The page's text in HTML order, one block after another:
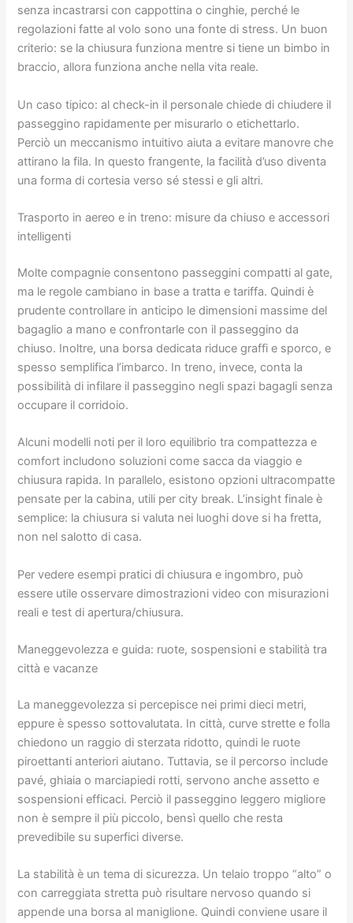
senza incastrarsi con cappottina o cinghie, perché le
regolazioni fatte al volo sono una fonte di stress. Un buon
criterio: se la chiusura funziona mentre si tiene un bimbo in
braccio, allora funziona anche nella vita reale.
Un caso tipico: al check-in il personale chiede di chiudere il
passeggino rapidamente per misurarlo o etichettarlo.
Perciò un meccanismo intuitivo aiuta a evitare manovre che
attirano la fila. In questo frangente, la facilità d’uso diventa
una forma di cortesia verso sé stessi e gli altri.
Trasporto in aereo e in treno: misure da chiuso e accessori
intelligenti
Molte compagnie consentono passeggini compatti al gate,
ma le regole cambiano in base a tratta e tariffa. Quindi è
prudente controllare in anticipo le dimensioni massime del
bagaglio a mano e confrontarle con il passeggino da
chiuso. Inoltre, una borsa dedicata riduce graffi e sporco, e
spesso semplifica l’imbarco. In treno, invece, conta la
possibilità di infilare il passeggino negli spazi bagagli senza
occupare il corridoio.
Alcuni modelli noti per il loro equilibrio tra compattezza e
comfort includono soluzioni come sacca da viaggio e
chiusura rapida. In parallelo, esistono opzioni ultracompatte
pensate per la cabina, utili per city break. L’insight finale è
semplice: la chiusura si valuta nei luoghi dove si ha fretta,
non nel salotto di casa.
Per vedere esempi pratici di chiusura e ingombro, può
essere utile osservare dimostrazioni video con misurazioni
reali e test di apertura/chiusura.
Maneggevolezza e guida: ruote, sospensioni e stabilità tra
città e vacanze
La maneggevolezza si percepisce nei primi dieci metri,
eppure è spesso sottovalutata. In città, curve strette e folla
chiedono un raggio di sterzata ridotto, quindi le ruote
piroettanti anteriori aiutano. Tuttavia, se il percorso include
pavé, ghiaia o marciapiedi rotti, servono anche assetto e
sospensioni efficaci. Perciò il passeggino leggero migliore
non è sempre il più piccolo, bensì quello che resta
prevedibile su superfici diverse.
La stabilità è un tema di sicurezza. Un telaio troppo “alto” o
con carreggiata stretta può risultare nervoso quando si
appende una borsa al maniglione. Quindi conviene usare il